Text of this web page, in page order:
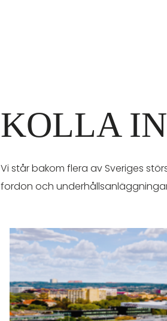
KOLLA
Vi står bakom flera av Sveriges
fordon och